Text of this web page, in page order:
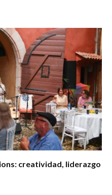
creatividad, liderazgo